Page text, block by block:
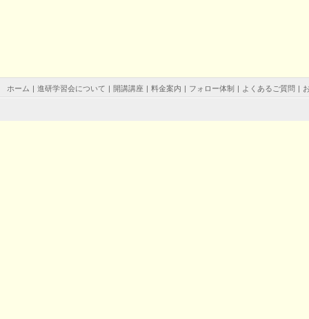
ホーム | 進研学習会について | 開講講座 | 料金案内 | フォロー体制 | よくあるご質問 |